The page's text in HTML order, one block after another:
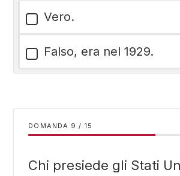
Vero.
Falso, era nel 1929.
DOMANDA / 15
Chi presiede gli Stati